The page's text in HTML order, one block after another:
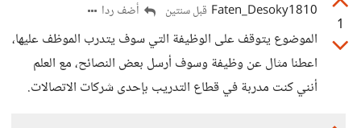
1
Faten_Desoky1810 قبل سنتين أضف ردا
الموضوع يتوقف على الوظيفة التي سوف يتدرب الموظف عليها،
اعطنا مثال عن وظيفة وسوف أرسل بعض النصائح، مع العلم
أنني كنت مدربة في قطاع التدريب بإحدى شركات الاتصالات.